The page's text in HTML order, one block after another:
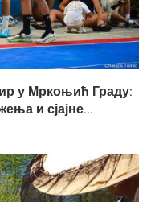
у Мркоњић Граду:
и сјајне...